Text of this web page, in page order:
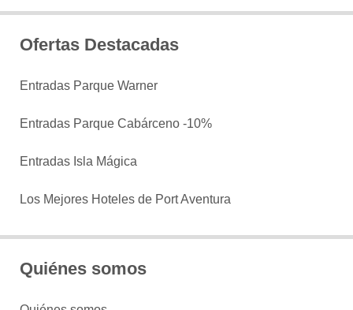
Ofertas Destacadas
Entradas Parque Warner
Entradas Parque Cabárceno -10%
Entradas Isla Mágica
Los Mejores Hoteles de Port Aventura
Quiénes somos